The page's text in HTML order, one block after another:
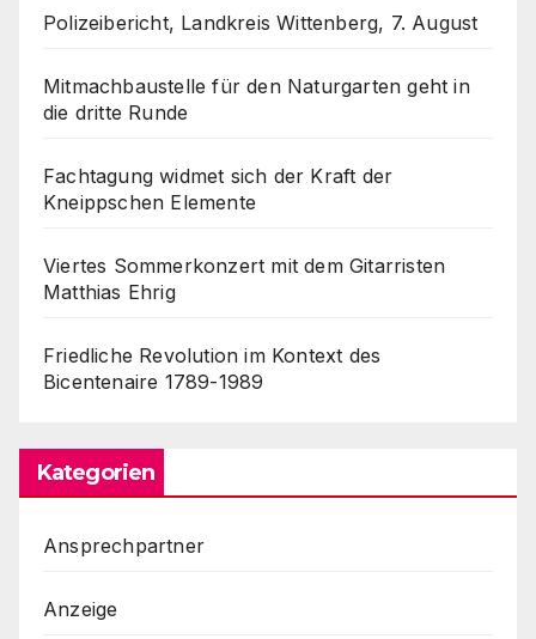
Polizeibericht, Landkreis Wittenberg, 7. August
Mitmachbaustelle für den Naturgarten geht in
die dritte Runde
Fachtagung widmet sich der Kraft der
Kneippschen Elemente
Viertes Sommerkonzert mit dem Gitarristen
Matthias Ehrig
Friedliche Revolution im Kontext des
Bicentenaire 1789-1989
Kategorien
Ansprechpartner
Anzeige